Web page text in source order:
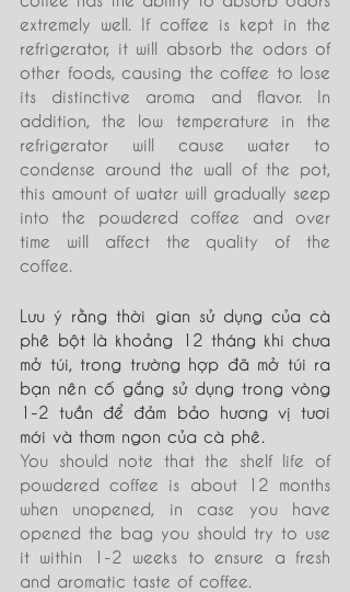
extremely well. If coffee is kept in the
refrigerator, it will absorb the odors of
other foods, causing the coffee to lose
its distinctive aroma and flavor. In
addition, the low temperature in the
refrigerator will cause water to
condense around the wall of the pot,
this amount of water will gradually seep
into the powdered coffee and over
time will affect the quality of the
coffee.
Lưu ý rằng thời gian sử dụng của cà
phê bột là khoảng 12 tháng khi chưa
mở túi, trong trường hợp đã mở túi ra
bạn nên cố gắng sử dụng trong vòng
1-2 tuần để đảm bảo hương vị tươi
mới và thơm ngon của cà phê.
You should note that the shelf life of
powdered coffee is about 12 months
when unopened, in case you have
opened the bag you should try to use
it within 1-2 weeks to ensure a fresh
and aromatic taste of coffee.